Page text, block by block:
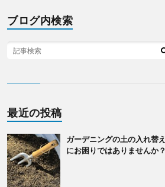
ブログ内検索
最近の投稿
ガーデニングの土の入れ替え
にお困りではありませんか？